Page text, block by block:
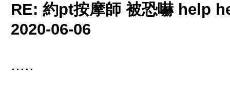
RE: 約pt按摩師 被恐嚇 help
2020-06-06
.....